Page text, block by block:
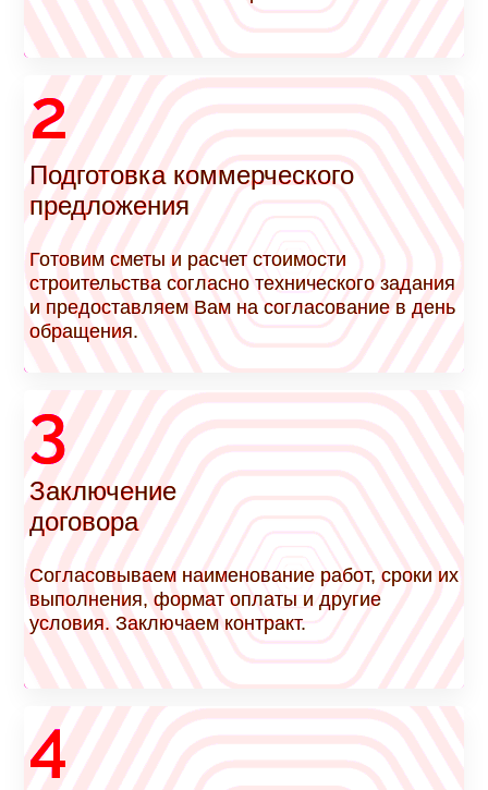
2
Подготовка коммерческого
предложения
Готовим сметы и расчет стоимости
строительства согласно технического задания
и предоставляем Вам на согласование в день
обращения.
3
Заключение
договора
Согласовываем наименование работ, сроки их
выполнения, формат оплаты и другие
условия. Заключаем контракт.
4